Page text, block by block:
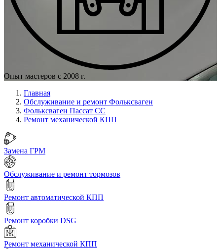
Опыт мастеров с 2008 г.
Главная
Обслуживание и ремонт Фольксваген
Фольксваген Пассат СС
Ремонт механической КПП
Замена ГРМ
Обслуживание и ремонт тормозов
Ремонт автоматической КПП
Ремонт коробки DSG
Ремонт механической КПП